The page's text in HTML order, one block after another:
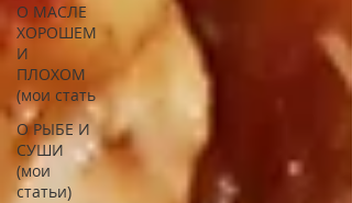
О МАСЛЕ
ХОРОШЕМ
И
ПЛОХОМ
(мои стать
О РЫБЕ И
СУШИ
(мои
статьи)